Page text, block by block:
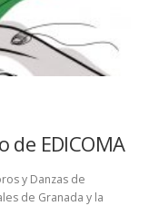
de EDICOMA
y Danzas de
de Granada y la